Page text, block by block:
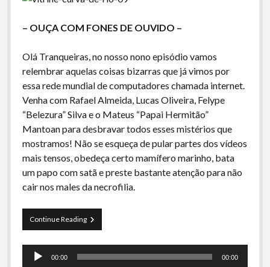
Boca do Lixo
Rachão na Beira do RIo
Papo Tranqueira
A Ripa É a Lei
Especiais
Preliminares
Rafael Almeida
– OUÇA COM FONES DE OUVIDO –
Olá Tranqueiras, no nosso nono episódio vamos
relembrar aquelas coisas bizarras que já vimos por
essa rede mundial de computadores chamada internet.
Venha com Rafael Almeida, Lucas Oliveira, Felype
“Belezura” Silva e o Mateus “Papai Hermitão”
Mantoan para desbravar todos esses mistérios que
mostramos! Não se esqueça de pular partes dos vídeos
mais tensos, obedeça certo mamífero marinho, bata
um papo com satã e preste bastante atenção para não
cair nos males da necrofilia.
Continue ReadingCurva
de
–
Tocador
00:00 00:00